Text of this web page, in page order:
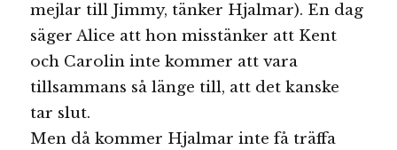
mejlar till Jimmy, tänker Hjalmar). En dag
säger Alice att hon misstänker att Kent
och Carolin inte kommer att vara
tillsammans så länge till, att det kanske
tar slut.
Men då kommer Hjalmar inte få träffa